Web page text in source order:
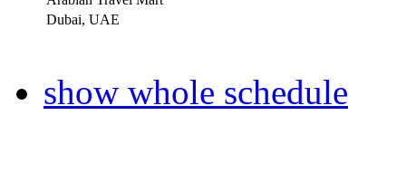
Dubai, UAE
show whole schedule